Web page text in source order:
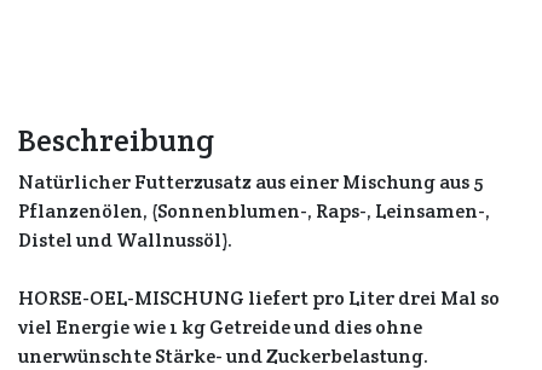
Beschreibung
Natürlicher Futterzusatz aus einer Mischung aus 5
Pflanzenölen, (Sonnenblumen-, Raps-, Leinsamen-,
Distel und Wallnussöl).
HORSE-OEL-MISCHUNG liefert pro Liter drei Mal so
viel Energie wie 1 kg Getreide und dies ohne
unerwünschte Stärke- und Zuckerbelastung.